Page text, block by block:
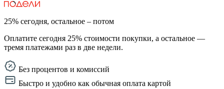
25% сегодня, остальное – потом
Оплатите сегодня 25% стоимости покупки, а остальное —
тремя платежами раз в две недели.
Без процентов и комиссий
Быстро и удобно как обычная оплата картой